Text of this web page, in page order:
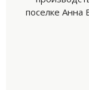
поселке Анна